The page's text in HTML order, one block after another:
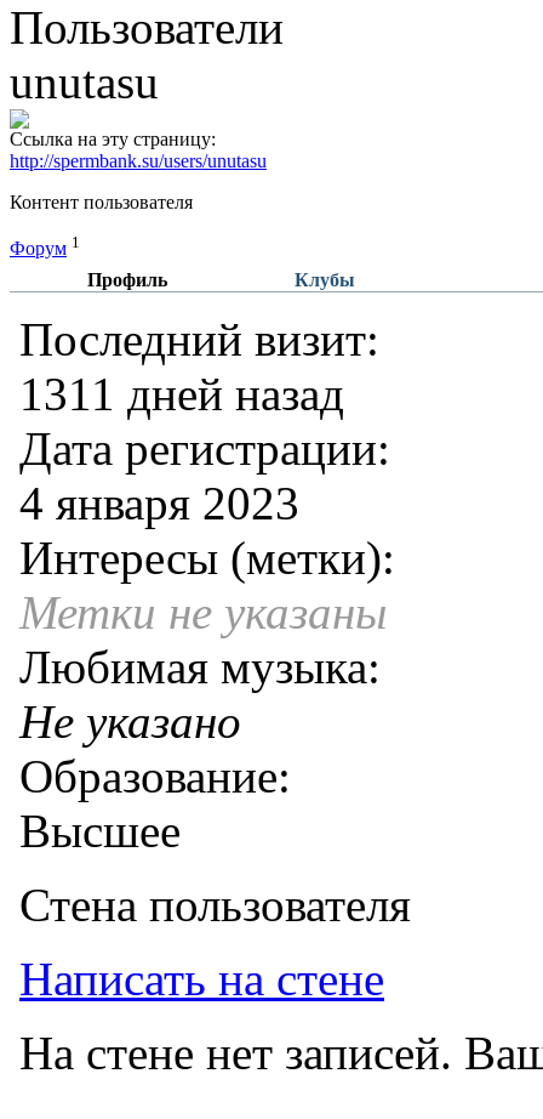
Пользователи
unutasu
Ссылка на эту страницу:
http://spermbank.su/users/unutasu
Контент пользователя
Форум 1
Профиль Клубы
Последний визит:
1311 дней назад
Дата регистрации:
4 января 2023
Интересы (метки):
Метки не указаны
Любимая музыка:
Не указано
Образование:
Высшее
Стена пользователя
Написать на стене
На стене нет записей.